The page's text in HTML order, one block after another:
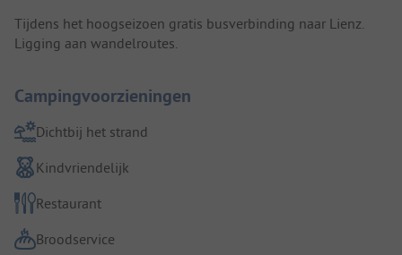
Tijdens het hoogseizoen gratis busverbinding naar Lienz.
Ligging aan wandelroutes.
Campingvoorzieningen
Dichtbij het strand
Kindvriendelijk
Restaurant
Broodservice